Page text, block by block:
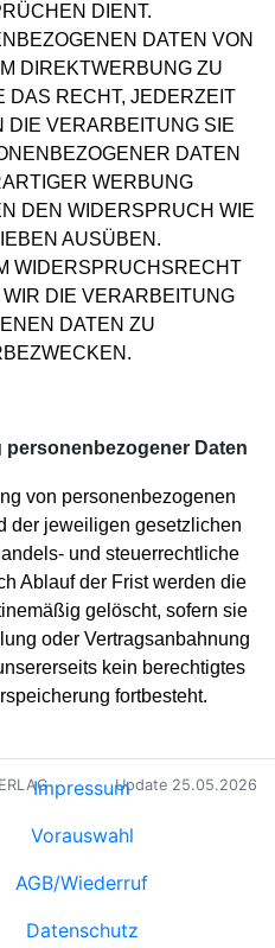
DIENT.
DATEN VON
DIREKTWERBUNG ZU
DAS RECHT, JEDERZEIT
DIE VERARBEITUNG SIE
DATEN
WERBUNG
DEN WIDERSPRUCH WIE
AUSÜBEN.
WIDERSPRUCHSRECHT
DIE VERARBEITUNG
DATEN ZU
Daten
von personenbezogenen
der jeweiligen gesetzlichen
und steuerrechtliche
Ablauf der Frist werden die
gelöscht, sofern sie
oder Vertragsanbahnung
kein berechtigtes
fortbesteht.
Update 25.05.2026
Impressum
Vorauswahl
AGB/Wiederruf
Datenschutz